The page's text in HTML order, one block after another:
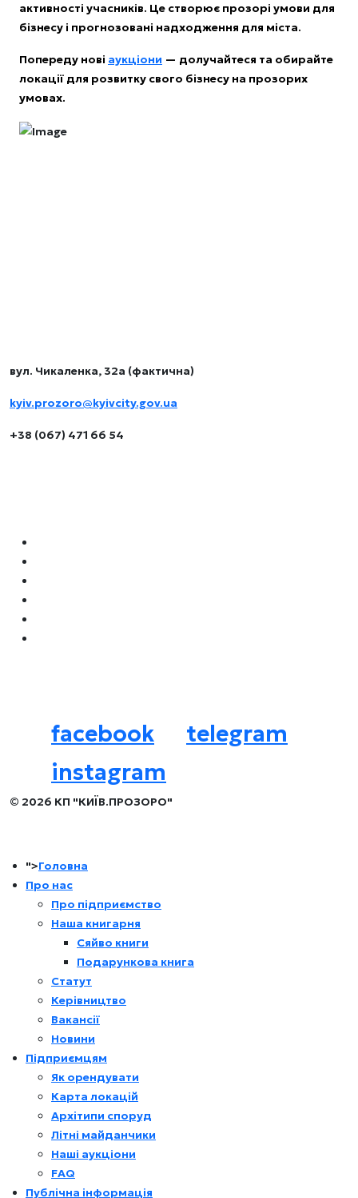
активності учасників. Це створює прозорі умови для
бізнесу і прогнозовані надходження для міста.
Попереду нові аукціони — долучайтеся та обирайте
локації для розвитку свого бізнесу на прозорих
умовах.
вул. Чикаленка, 32а (фактична)
kyiv.prozoro@kyivcity.gov.ua
+38 (067) 471 66 54
facebook
telegram
instagram
© 2026 КП "КИЇВ.ПРОЗОРО"
">Головна
Про нас
Про підприємство
Наша книгарня
Сяйво книги
Подарункова книга
Статут
Керівництво
Вакансії
Новини
Підприємцям
Як орендувати
Карта локацій
Архітипи споруд
Літні майданчики
Наші аукціони
FAQ
Публічна інформація